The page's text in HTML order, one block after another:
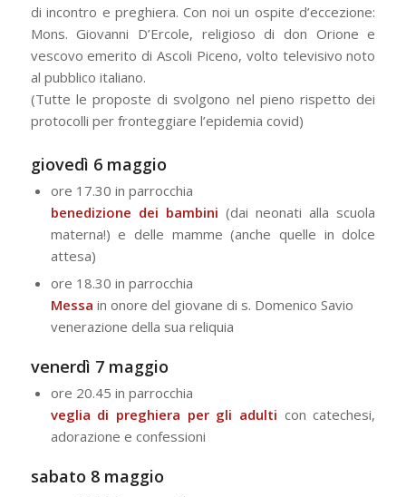
di incontro e preghiera. Con noi un ospite d’eccezione:
Mons. Giovanni D’Ercole, religioso di don Orione e
vescovo emerito di Ascoli Piceno, volto televisivo noto
al pubblico italiano.
(Tutte le proposte di svolgono nel pieno rispetto dei
protocolli per fronteggiare l’epidemia covid)
giovedì 6 maggio
ore 17.30 in parrocchia
benedizione dei bambini (dai neonati alla scuola
materna!) e delle mamme (anche quelle in dolce
attesa)
ore 18.30 in parrocchia
Messa in onore del giovane di s. Domenico Savio
venerazione della sua reliquia
venerdì 7 maggio
ore 20.45 in parrocchia
veglia di preghiera per gli adulti con catechesi,
adorazione e confessioni
sabato 8 maggio